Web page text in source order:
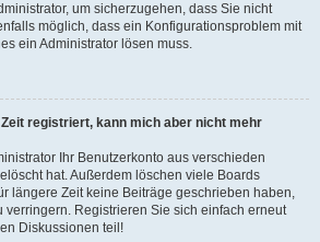
um sicherzugehen, dass Sie nicht
möglich, dass ein Konfigurationsproblem mit
ein Administrator lösen muss.
registriert, kann mich aber nicht mehr
Ihr Benutzerkonto aus verschieden
hat. Außerdem löschen viele Boards
längere Zeit keine Beiträge geschrieben haben,
verringern. Registrieren Sie sich einfach erneut
Diskussionen teil!